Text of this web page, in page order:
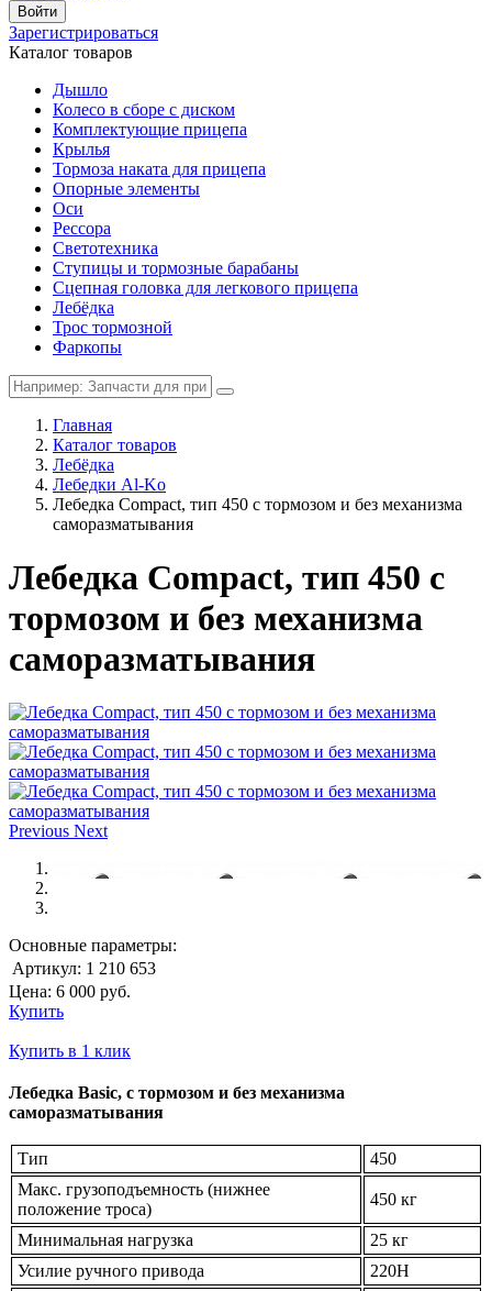
Войти
Зарегистрироваться
Каталог товаров
Дышло
Колесо в сборе с диском
Комплектующие прицепа
Крылья
Тормоза наката для прицепа
Опорные элементы
Оси
Рессора
Светотехника
Ступицы и тормозные барабаны
Сцепная головка для легкового прицепа
Лебёдка
Трос тормозной
Фаркопы
Главная
Каталог товаров
Лебёдка
Лебедки Al-Ko
Лебедка Compact, тип 450 с тормозом и без механизма
саморазматывания
Лебедка Compact, тип 450 с
тормозом и без механизма
саморазматывания
Previous Next
Основные параметры:
Артикул: 1 210 653
Цена: 6 000 руб.
Купить
Купить в 1 клик
Лебедка Basic, с тормозом и без механизма
саморазматывания
Тип
450
Макс. грузоподъемность (нижнее
положение троса)
450 кг
Минимальная нагрузка
25 кг
Усилие ручного привода
220H